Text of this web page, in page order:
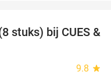
50%
stuks) bij CUES &
9.8 star